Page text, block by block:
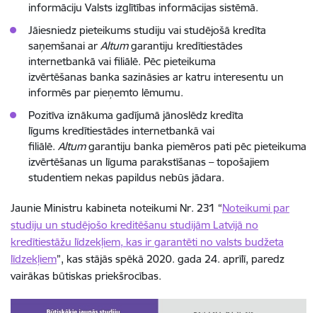
informāciju Valsts izglītības informācijas sistēmā.
Jāiesniedz pieteikums studiju vai studējošā kredīta
saņemšanai ar Altumgarantiju kredītiestādes
internetbankā vai filiālē. Pēc pieteikuma
izvērtēšanas banka sazināsies ar katru interesentu un
informēs par pieņemto lēmumu.
Pozitīva iznākuma gadījumā jānoslēdz kredīta
līgums kredītiestādes internetbankā vai
filiālē. Altumgarantiju banka piemēros pati pēc pieteikuma
izvērtēšanas un līguma parakstīšanas – topošajiem
studentiem nekas papildus nebūs jādara.
Jaunie Ministru kabineta noteikumi Nr. 231 “Noteikumi par
studiju un studējošo kreditēšanu studijām Latvijā no
kredītiestāžu līdzekļiem, kas ir garantēti no valsts budžeta
līdzekļiem”, kas stājās spēkā 2020. gada 24. aprīlī, paredz
vairākas būtiskas priekšrocības.